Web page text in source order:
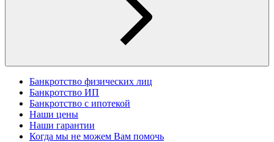
Банкротство физических лиц
Банкротство ИП
Банкротство с ипотекой
Наши цены
Наши гарантии
Когда мы не можем Вам помочь